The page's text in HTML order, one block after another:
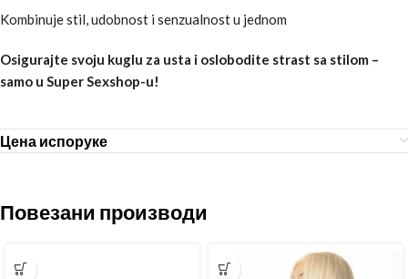
Kombinuje stil, udobnost i senzualnost u jednom
Osigurajte svoju kuglu za usta i oslobodite strast sa stilom –
samo u Super Sexshop-u!
Цена испоруке
Повезани производи